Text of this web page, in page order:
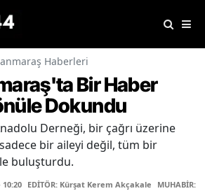
Haberleri
Bir Haber
Dokundu
Derneği, bir çağrı üzerine
bir aileyi değil, tüm bir
buluşturdu.
10:20 EDİTÖR: Kürşat Kerem Akçakale MUHABİR: